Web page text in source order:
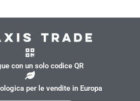
con un solo codice QR
per le vendite in Europa